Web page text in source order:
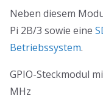
Neben diesem
Pi 2B/3 sowie eine
Betriebssystem.
GPIO-Steckmodul
MHz